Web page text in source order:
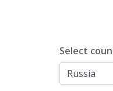
Select